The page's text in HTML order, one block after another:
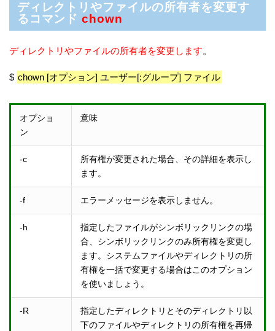
ディレクトリやファイルの所有者を変更す
るコマンドchown
ディレクトリやファイルの所有者を変更します。
$ chown [オプション] ユーザー[:グループ] ファイル
オプショ
ン
意味
-c
所有権が変更された場合、その詳細を表示し
ます。
-f エラーメッセージを表示しません。
-h
指定したファイルがシンボリックリンクの場
合、シンボリックリンクのみ所有権を変更し
ます。システムファイルやディレクトリの所
有権を一括で変更する場合はこのオプション
を使いましょう。
-R
指定したディレクトリとそのディレクトリ以
下のファイルやディレクトリの所有権を再帰